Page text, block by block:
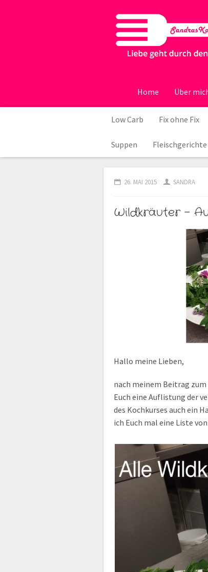
Home Über
Low Carb Fix ohne Fix
Suppen Fleischgerichte
26. MAI 2015 SANDRA
Wildkräuter –
Hallo meine Lieben,
nach meinem Beitrag zum
Euch eine Auflistung der
des Kochkurses auch ein
ich Euch mal eine Liste